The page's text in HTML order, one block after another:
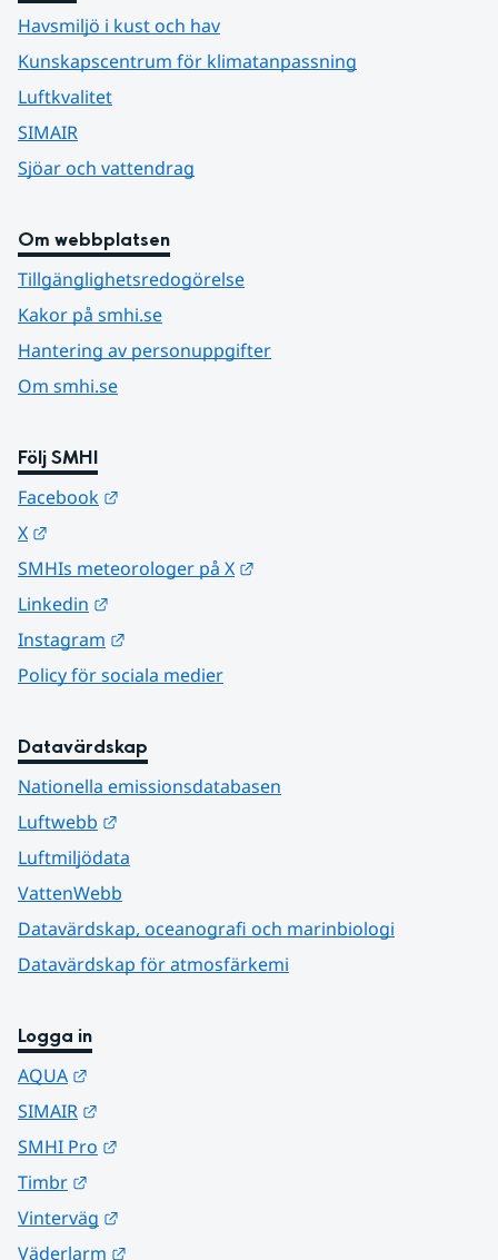
Havsmiljö i kust och hav
Kunskapscentrum för klimatanpassning
Luftkvalitet
SIMAIR
Sjöar och vattendrag
Om webbplatsen
Tillgänglighetsredogörelse
Kakor på smhi.se
Hantering av personuppgifter
Om smhi.se
Följ SMHI
Facebook
X
SMHIs meteorologer på X
Linkedin
Instagram
Policy för sociala medier
Datavärdskap
Nationella emissionsdatabasen
Luftwebb
Luftmiljödata
VattenWebb
Datavärdskap, oceanografi och marinbiologi
Datavärdskap för atmosfärkemi
Logga in
AQUA
SIMAIR
SMHI Pro
Timbr
Vinterväg
Väderlarm